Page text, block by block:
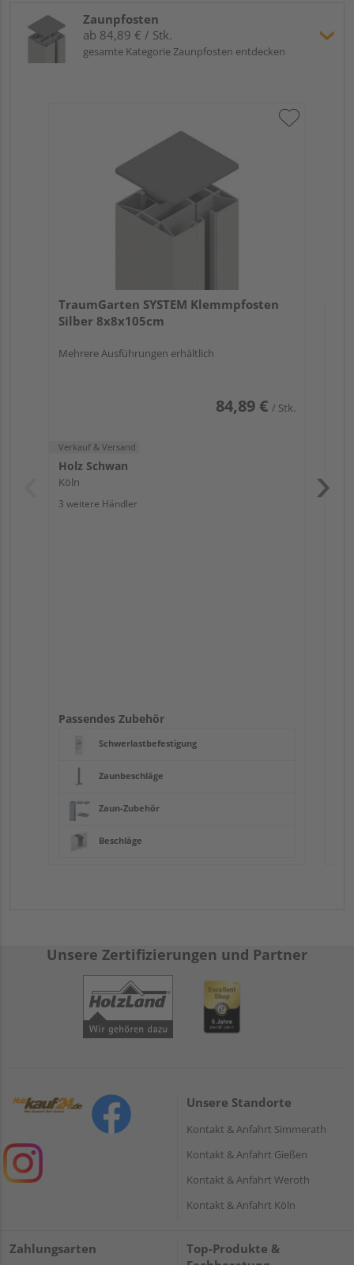
Zaunpfosten
ab 84,89 € / Stk.
gesamte Kategorie Zaunpfosten entdecken
TraumGarten SYSTEM Klemmpfosten
Silber 8x8x105cm
Mehrere Ausführungen erhältlich
84,89 € / Stk.
Verkauf & Versand
Holz Schwan
Köln
3 weitere Händler
Passendes Zubehör
Schwerlastbefestigung
Zaunbeschläge
Zaun-Zubehör
Beschläge
Unsere Zertifizierungen und Partner
Unsere Standorte
Kontakt & Anfahrt Simmerath
Kontakt & Anfahrt Gießen
Kontakt & Anfahrt Weroth
Kontakt & Anfahrt Köln
Zahlungsarten
Top-Produkte &